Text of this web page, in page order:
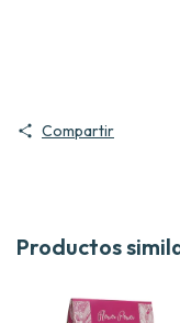
Compartir
Productos